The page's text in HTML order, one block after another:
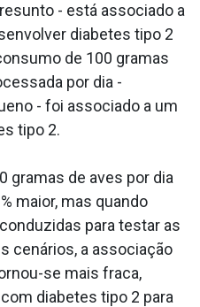
- está associado a
diabetes tipo 2
de 100 gramas
por dia -
- foi associado a um
tipo 2.
gramas de aves por dia
maior, mas quando
para testar as
cenários, a associação
se mais fraca,
diabetes tipo 2 para